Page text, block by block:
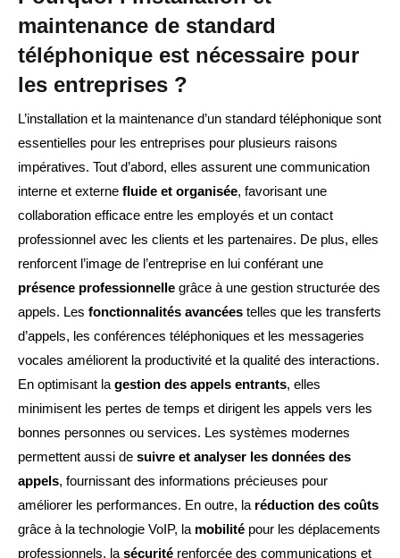
maintenance de standard
téléphonique est nécessaire pour
les entreprises ?
L’installation et la maintenance d’un standard téléphonique sont
essentielles pour les entreprises pour plusieurs raisons
impératives. Tout d’abord, elles assurent une communication
interne et externe fluide et organisée, favorisant une
collaboration efficace entre les employés et un contact
professionnel avec les clients et les partenaires. De plus, elles
renforcent l’image de l’entreprise en lui conférant une
présence professionnelle grâce à une gestion structurée des
appels. Les fonctionnalités avancées telles que les transferts
d’appels, les conférences téléphoniques et les messageries
vocales améliorent la productivité et la qualité des interactions.
En optimisant lagestion des appels entrants, elles
minimisent les pertes de temps et dirigent les appels vers les
bonnes personnes ou services. Les systèmes modernes
permettent aussi de suivre et analyser les données des
appels, fournissant des informations précieuses pour
améliorer les performances. En outre, la réduction des coûts
grâce à la technologie VoIP, la mobilité pour les déplacements
professionnels, lasécurité renforcée des communications et